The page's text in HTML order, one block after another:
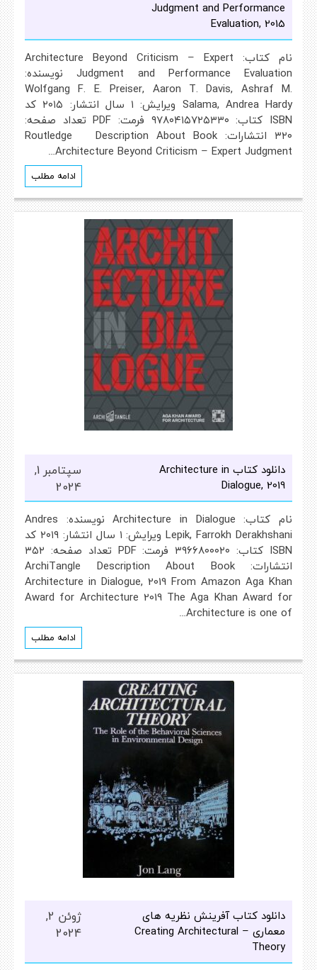
Judgment and Performance
Evaluation, 2015
نام کتاب: Architecture Beyond Criticism – Expert
Judgment and Performance Evaluation نویسنده:
Wolfgang F. E. Preiser, Aaron T. Davis, Ashraf M.
Salama, Andrea Hardy ویرایش: ۱ سال انتشار: ۲۰۱۵ کد
ISBN کتاب: ۹۷۸۰۴۱۵۷۲۵۳۳۰ فرمت: PDF تعداد صفحه:
۳۲۰ انتشارات: Routledge Description About Book
Architecture Beyond Criticism – Expert Judgment…
ادامه مطلب
دانلود کتاب Architecture in
Dialogue, 2019
سپتامبر 1,
2024
نام کتاب: Architecture in Dialogue نویسنده: Andres
Lepik, Farrokh Derakhshani ویرایش: ۱ سال انتشار: ۲۰۱۹ کد
ISBN کتاب: ۳۹۶۶۸۰۰۰۲۰ فرمت: PDF تعداد صفحه: ۳۵۲
انتشارات: ArchiTangle Description About Book
Architecture in Dialogue, 2019 From Amazon Aga Khan
Award for Architecture 2019 The Aga Khan Award for
Architecture is one of…
ادامه مطلب
دانلود کتاب آفرینش نظریه های
معماری – Creating Architectural
Theory
ژوئن 2,
2024